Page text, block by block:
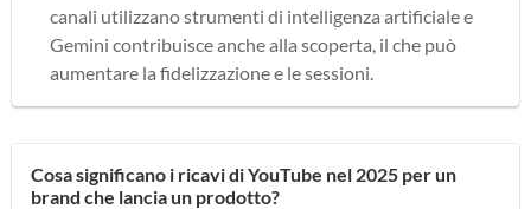
canali utilizzano strumenti di intelligenza artificiale e
Gemini contribuisce anche alla scoperta, il che può
aumentare la fidelizzazione e le sessioni.
Cosa significano i ricavi di YouTube nel 2025 per un
brand che lancia un prodotto?